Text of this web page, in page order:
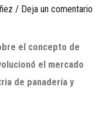
/ Deja un comentario
el concepto de
el mercado
de panadería y